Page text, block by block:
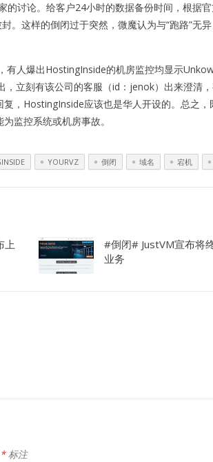
的讨论。给客户24小时的数据备份时间，根据
。这样的倒闭过于突然，微魔认为与“跑路”无
有人爆出HostingInside的机房监控均显示
，立刻有该公司的客服（id：jenok）出来澄清
，HostingInside应该也是华人开设的。总之，
监控系统或机房事故。
YOURVZ 倒闭 域名 宕机
上
#倒闭# JustVM宣布将
业务
*标注